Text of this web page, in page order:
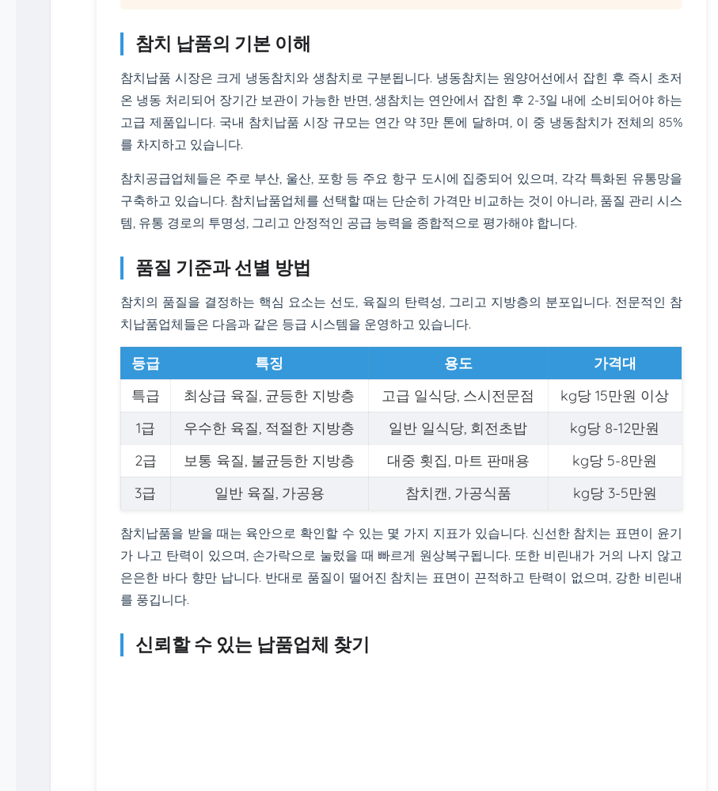
참치 납품의 기본 이해
참치납품 시장은 크게 냉동참치와 생참치로 구분됩니다. 냉동참치는 원양어선에서 잡힌 후 즉시 초저
온 냉동 처리되어 장기간 보관이 가능한 반면, 생참치는 연안에서 잡힌 후 2-3일 내에 소비되어야 하는
고급 제품입니다. 국내 참치납품 시장 규모는 연간 약 3만 톤에 달하며, 이 중 냉동참치가 전체의 85%
를 차지하고 있습니다.
참치공급업체들은 주로 부산, 울산, 포항 등 주요 항구 도시에 집중되어 있으며, 각각 특화된 유통망을
구축하고 있습니다. 참치납품업체를 선택할 때는 단순히 가격만 비교하는 것이 아니라, 품질 관리 시스
템, 유통 경로의 투명성, 그리고 안정적인 공급 능력을 종합적으로 평가해야 합니다.
품질 기준과 선별 방법
참치의 품질을 결정하는 핵심 요소는 선도, 육질의 탄력성, 그리고 지방층의 분포입니다. 전문적인 참
치납품업체들은 다음과 같은 등급 시스템을 운영하고 있습니다.
등급 특징 용도
가격대
특급
최상급 육질, 균등한 지방층 고급 일식당, 스시전문점
kg당 15만원 이상
1급
우수한 육질, 적절한 지방층 일반 일식당, 회전초밥
kg당 8-12만원
2급
보통 육질, 불균등한 지방층 대중 횟집, 마트 판매용
kg당 5-8만원
3급
일반 육질, 가공용 참치캔, 가공식품 kg당 3-5만원
참치납품을 받을 때는 육안으로 확인할 수 있는 몇 가지 지표가 있습니다. 신선한 참치는 표면이 윤기
가 나고 탄력이 있으며, 손가락으로 눌렀을 때 빠르게 원상복구됩니다. 또한 비린내가 거의 나지 않고
은은한 바다 향만 납니다. 반대로 품질이 떨어진 참치는 표면이 끈적하고 탄력이 없으며, 강한 비린내
를 풍깁니다.
신뢰할 수 있는 납품업체 찾기